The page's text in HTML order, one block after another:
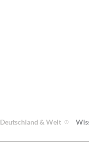
Deutschland & Welt